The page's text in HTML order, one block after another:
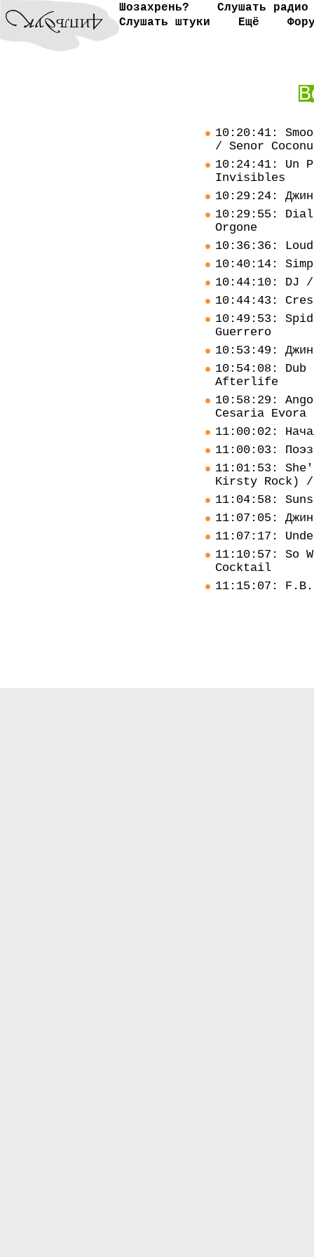
Шозахрень?
Слушать радио
Слушать штуки
Ещё
В
10:20:41:
/ Senor
10:24:41: Un
Invisibles
10:29:24:
10:29:55:
Orgone
10:36:36:
10:40:14:
10:44:10: DJ /
10:44:43:
10:49:53:
Guerrero
10:53:49:
10:54:08:
Afterlife
10:58:29:
Cesaria Evora
11:00:02:
11:00:03:
11:01:53:
Kirsty Rock)
11:04:58:
11:07:05:
11:07:17:
11:10:57: So
Cocktail
11:15:07: